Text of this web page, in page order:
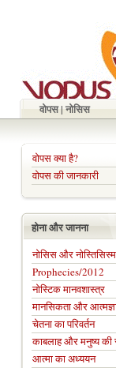
वोपस | नोसिस
वोपस क्या है?
वोपस की जानकारी
होना और जानना
नोसिस और नोस्तिसिस्म
Prophecies/2012
नोस्टिक मानवशास्त्र
मानसिकता और
चेतना का परिवर्तन
काबलाह और मनुष्य की
आत्मा का अध्ययन